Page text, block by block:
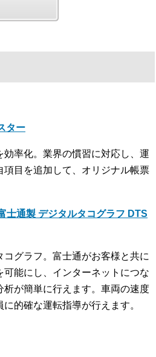
ター
率化。業界の慣習に対応し、運
目を追加して、オリジナル帳票
士通製 デジタルタコグラフ DTS
グラフ。富士通がお客様と共に
能にし、インターネットにつな
が簡単に行えます。車両の速度
的確な運転指導が行えます。